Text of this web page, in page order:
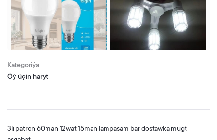
Kategoriýa
Öý üçin haryt
3li patron 60man 12wat 15man lampasam bar dostawka mugt